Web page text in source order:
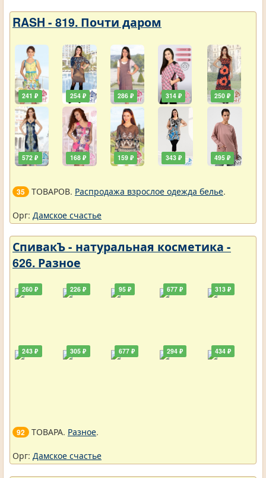
RASH - 819. Почти даром
241 ₽
572 ₽
254 ₽
168 ₽
286 ₽
159 ₽
314 ₽
343 ₽
250 ₽
495 ₽
35 ТОВАРОВ. Распродажа взрослое одежда белье.
Орг: Дамское счастье
СпивакЪ - натуральная косметика -
626. Разное
260 ₽
243 ₽
226 ₽
305 ₽
95 ₽
677 ₽
677 ₽
294 ₽
313 ₽
434 ₽
92 ТОВАРА. Разное.
Орг: Дамское счастье